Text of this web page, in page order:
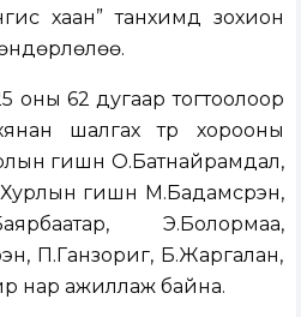
хаан” танхимд зохион
оны 62 дугаар тогтоолоор
шалгах түр хорооны
гишүүн О.Батнайрамдал,
гишүүн М.Бадамсүрэн,
Э.Болормаа,
П.Ганзориг, Б.Жаргалан,
нар ажиллаж байна.